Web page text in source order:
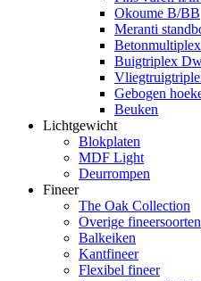
Okoume B/BB
Meranti
Buigtriplex
Gebogen
Beuken
Lichtgewicht
Blokplaten
MDF Light
Deurrompen
Fineer
The Oak Collection
Overige fineersoorten
Balkeiken
Kantfineer
Flexibel fineer